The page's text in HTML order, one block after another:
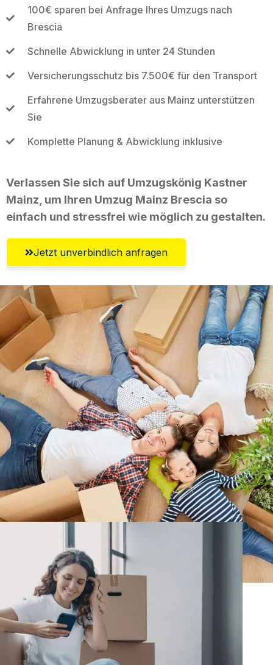
100€ sparen bei Anfrage Ihres Umzugs nach
Brescia
Schnelle Abwicklung in unter 24 Stunden
Versicherungsschutz bis 7.500€ für den Transport
Erfahrene Umzugsberater aus Mainz unterstützen
Sie
Komplette Planung & Abwicklung inklusive
Verlassen Sie sich auf Umzugskönig Kastner
Mainz, um Ihren Umzug Mainz Brescia so
einfach und stressfrei wie möglich zu gestalten.
Jetzt unverbindlich anfragen